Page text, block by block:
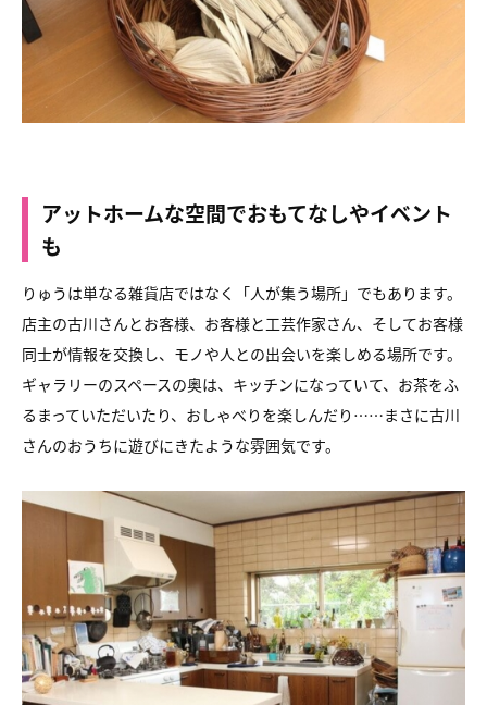
アットホームな空間でおもてなしやイベント
も
りゅうは単なる雑貨店ではなく「人が集う場所」でもあります。
店主の古川さんとお客様、お客様と工芸作家さん、そしてお客様
同士が情報を交換し、モノや人との出会いを楽しめる場所です。
ギャラリーのスペースの奥は、キッチンになっていて、お茶をふ
るまっていただいたり、おしゃべりを楽しんだり……まさに古川
さんのおうちに遊びにきたような雰囲気です。